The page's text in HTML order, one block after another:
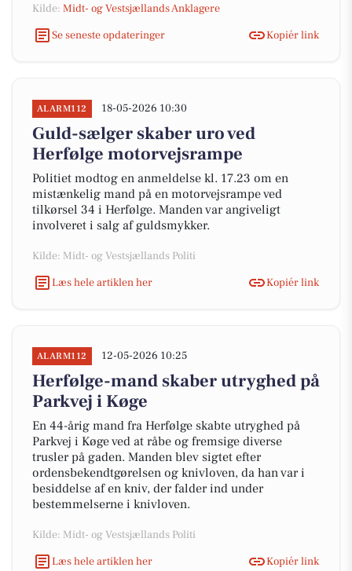
Kilde: Midt- og Vestsjællands Anklagere
Se seneste opdateringer
Kopiér link
ALARM112 18-05-2026 10:30
Guld-sælger skaber uro ved
Herfølge motorvejsrampe
Politiet modtog en anmeldelse kl. 17.23 om en
mistænkelig mand på en motorvejsrampe ved
tilkørsel 34 i Herfølge. Manden var angiveligt
involveret i salg af guldsmykker.
Kilde: Midt- og Vestsjællands Politi
Læs hele artiklen her
Kopiér link
ALARM112 12-05-2026 10:25
Herfølge-mand skaber utryghed på
Parkvej i Køge
En 44-årig mand fra Herfølge skabte utryghed på
Parkvej i Køge ved at råbe og fremsige diverse
trusler på gaden. Manden blev sigtet efter
ordensbekendtgørelsen og knivloven, da han var i
besiddelse af en kniv, der falder ind under
bestemmelserne i knivloven.
Kilde: Midt- og Vestsjællands Politi
Læs hele artiklen her
Kopiér link